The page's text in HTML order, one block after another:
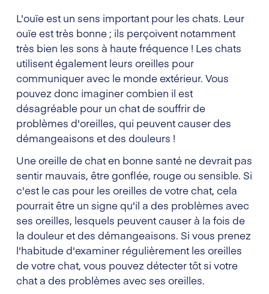
L'ouïe est un sens important pour les chats. Leur
ouïe est très bonne ; ils perçoivent notamment
très bien les sons à haute fréquence ! Les chats
utilisent également leurs oreilles pour
communiquer avec le monde extérieur. Vous
pouvez donc imaginer combien il est
désagréable pour un chat de souffrir de
problèmes d'oreilles, qui peuvent causer des
démangeaisons et des douleurs !
Une oreille de chat en bonne santé ne devrait pas
sentir mauvais, être gonflée, rouge ou sensible. Si
c'est le cas pour les oreilles de votre chat, cela
pourrait être un signe qu'il a des problèmes avec
ses oreilles, lesquels peuvent causer à la fois de
la douleur et des démangeaisons. Si vous prenez
l'habitude d'examiner régulièrement les oreilles
de votre chat, vous pouvez détecter tôt si votre
chat a des problèmes avec ses oreilles.